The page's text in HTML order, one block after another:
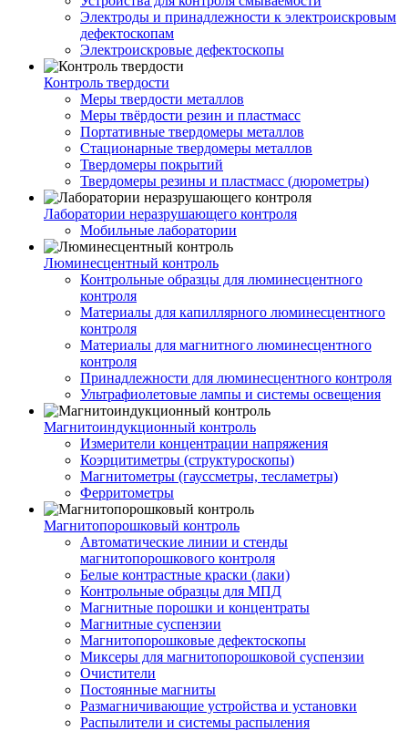
Электроды и принадлежности к электроискровым
дефектоскопам
Электроискровые дефектоскопы
Контроль твердости
Меры твердости металлов
Меры твёрдости резин и пластмасс
Портативные твердомеры металлов
Стационарные твердомеры металлов
Твердомеры покрытий
Твердомеры резины и пластмасс (дюрометры)
Лаборатории неразрушающего контроля
Мобильные лаборатории
Люминесцентный контроль
Контрольные образцы для люминесцентного
контроля
Материалы для капиллярного люминесцентного
контроля
Материалы для магнитного люминесцентного
контроля
Принадлежности для люминесцентного контроля
Ультрафиолетовые лампы и системы освещения
Магнитоиндукционный контроль
Измерители концентрации напряжения
Коэрцитиметры (структуроскопы)
Магнитометры (гауссметры, тесламетры)
Ферритометры
Магнитопорошковый контроль
Автоматические линии и стенды
магнитопорошкового контроля
Белые контрастные краски (лаки)
Контрольные образцы для МПД
Магнитные порошки и концентраты
Магнитные суспензии
Магнитопорошковые дефектоскопы
Миксеры для магнитопорошковой суспензии
Очистители
Постоянные магниты
Размагничивающие устройства и установки
Распылители и системы распыления